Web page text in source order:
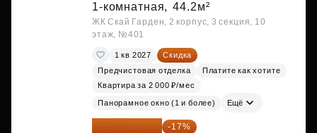
1-комнатная, 44.2м²
ЖК Скай Гарден, 2 корпус, 3 секция, 10
этаж, №401
1 кв 2027
Скидка
Предчистовая отделка
Платите как хотите
Квартира за 2 000 ₽/мес
Панорамное окно (1 и более) Ещё
20 122 271 ₽ -17%